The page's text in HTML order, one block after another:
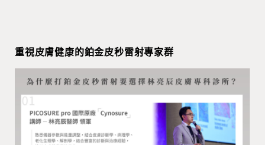
重視皮膚健康的鉑金皮秒雷射專家群